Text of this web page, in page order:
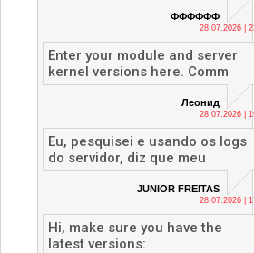
ФФФФФФ
28.07.2026 |
Enter your module and server
kernel versions here. Comm
Леонид
28.07.2026 |
Eu, pesquisei e usando os logs
do servidor, diz que meu
JUNIOR FREITAS
28.07.2026 |
Hi, make sure you have the
latest versions: